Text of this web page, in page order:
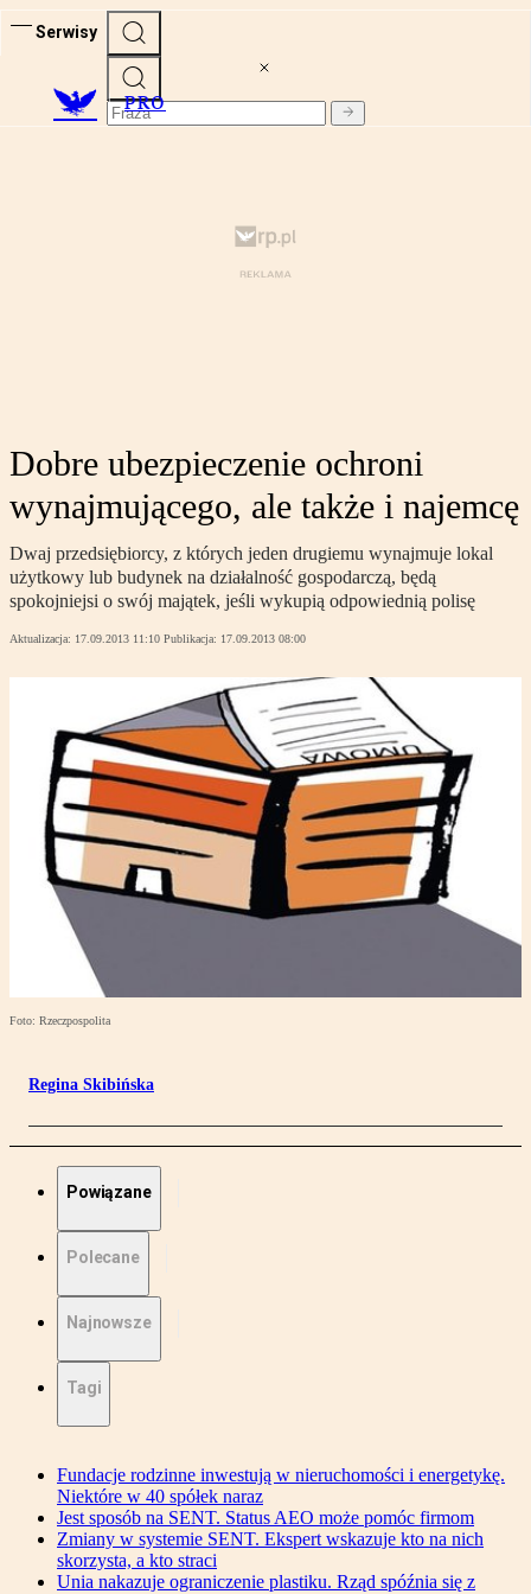
Serwisy
PRO
Dobre ubezpieczenie ochroni
wynajmującego, ale także i najemcę
Dwaj przedsiębiorcy, z których jeden drugiemu wynajmuje lokal
użytkowy lub budynek na działalność gospodarczą, będą
spokojniejsi o swój majątek, jeśli wykupią odpowiednią polisę
Aktualizacja: 17.09.2013 11:10 Publikacja: 17.09.2013 08:00
Foto: Rzeczpospolita
Regina Skibińska
Powiązane
Polecane
Najnowsze
Tagi
Fundacje rodzinne inwestują w nieruchomości i energetykę.
Niektóre w 40 spółek naraz
Jest sposób na SENT. Status AEO może pomóc firmom
Zmiany w systemie SENT. Ekspert wskazuje kto na nich
skorzysta, a kto straci
Unia nakazuje ograniczenie plastiku. Rząd spóźnia się z